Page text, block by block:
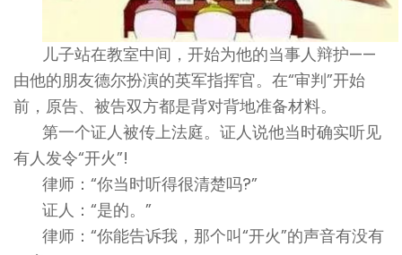
儿子站在教室中间，开始为他的当事人辩护——
由他的朋友德尔扮演的英军指挥官。在“审判”开始
前，原告、被告双方都是背对背地准备材料。
第一个证人被传上法庭。证人说他当时确实听见
有人发令“开火”!
律师：“你当时听得很清楚吗?”
证人：“是的。”
律师：“你能告诉我，那个叫“开火”的声音有没有